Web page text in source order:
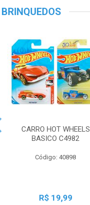
BRINQUEDOS
CARRO HOT WHEELS
BASICO C4982
Código: 40898
R$ 19,99